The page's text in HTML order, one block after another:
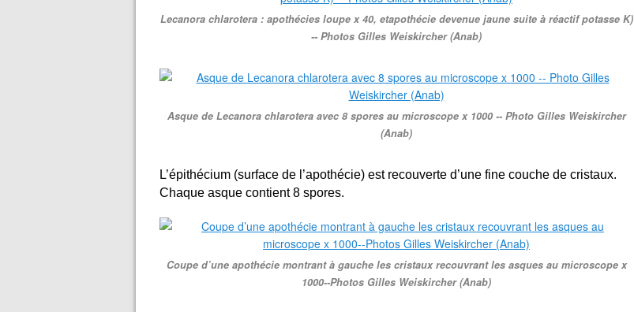
Lecanora chlarotera : apothécies loupe x 40, etapothécie devenue jaune suite à réactif potasse K)
-- Photos Gilles Weiskircher (Anab)
Asque de Lecanora chlarotera avec 8 spores au microscope x 1000 -- Photo Gilles Weiskircher
(Anab)
L’épithécium (surface de l’apothécie) est recouverte d’une fine couche de cristaux.
Chaque asque contient 8 spores.
Coupe d’une apothécie montrant à gauche les cristaux recouvrant les asques au microscope x
1000--Photos Gilles Weiskircher (Anab)